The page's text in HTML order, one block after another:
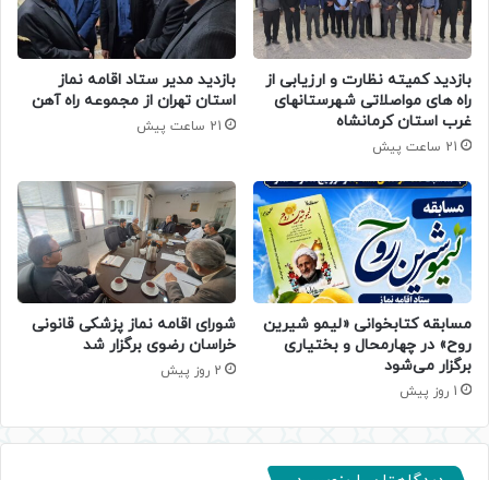
بازدید کمیته نظارت و ارزیابی از
راه های مواصلاتی شهرستانهای
غرب استان کرمانشاه
21 ساعت پیش
بازدید مدیر ستاد اقامه نماز
استان تهران از مجموعه راه آهن
21 ساعت پیش
مسابقه کتابخوانی «لیمو شیرین
روح» در چهارمحال و بختیاری
برگزار می‌شود
1 روز پیش
شورای اقامه نماز پزشکی قانونی
خراسان رضوی برگزار شد
2 روز پیش